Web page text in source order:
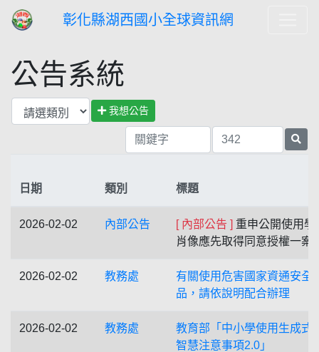
彰化縣湖西國小全球資訊網
公告系統
我想公告
日期 類別 標題
2026-02-02 內部公告 [ 內部公告 ] 重申公開使用學
肖像應先取得同意授權一案
2026-02-02 教務處
有關使用危害國家資通安全
品，請依說明配合辦理
2026-02-02 教務處
教育部「中小學使用生成式
智慧注意事項2.0」